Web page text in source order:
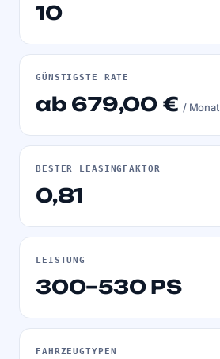
10
GÜNSTIGSTE RATE
ab 679,00 €/ Monat
BESTER LEASINGFAKTOR
0,81
LEISTUNG
300–530 PS
FAHRZEUGTYPEN